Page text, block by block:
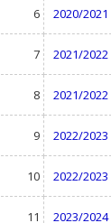
6
2020/2021
7
2021/2022
8
2021/2022
9
2022/2023
10
2022/2023
11
2023/2024